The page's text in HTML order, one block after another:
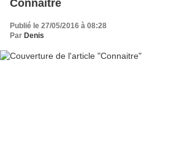
Connaitre
Publié le 27/05/2016 à 08:28
Par Denis